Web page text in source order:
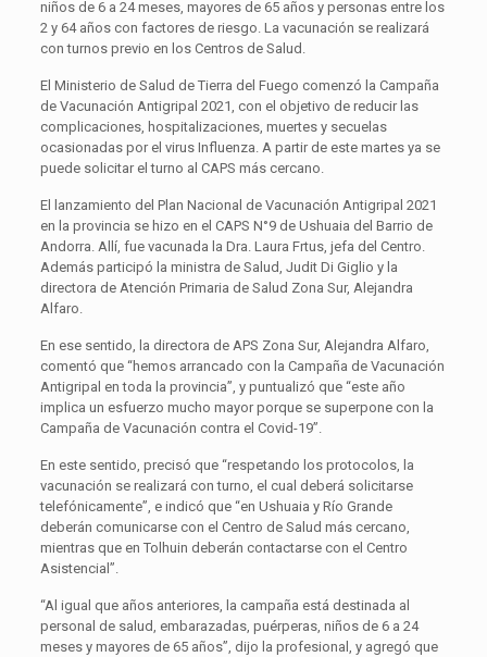
niños de 6 a 24 meses, mayores de 65 años y personas entre los
2 y 64 años con factores de riesgo. La vacunación se realizará
con turnos previo en los Centros de Salud.
El Ministerio de Salud de Tierra del Fuego comenzó la Campaña
de Vacunación Antigripal 2021, con el objetivo de reducir las
complicaciones, hospitalizaciones, muertes y secuelas
ocasionadas por el virus Influenza. A partir de este martes ya se
puede solicitar el turno al CAPS más cercano.
El lanzamiento del Plan Nacional de Vacunación Antigripal 2021
en la provincia se hizo en el CAPS N°9 de Ushuaia del Barrio de
Andorra. Allí, fue vacunada la Dra. Laura Frtus, jefa del Centro.
Además participó la ministra de Salud, Judit Di Giglio y la
directora de Atención Primaria de Salud Zona Sur, Alejandra
Alfaro.
En ese sentido, la directora de APS Zona Sur, Alejandra Alfaro,
comentó que “hemos arrancado con la Campaña de Vacunación
Antigripal en toda la provincia”, y puntualizó que “este año
implica un esfuerzo mucho mayor porque se superpone con la
Campaña de Vacunación contra el Covid-19”.
En este sentido, precisó que “respetando los protocolos, la
vacunación se realizará con turno, el cual deberá solicitarse
telefónicamente”, e indicó que “en Ushuaia y Río Grande
deberán comunicarse con el Centro de Salud más cercano,
mientras que en Tolhuin deberán contactarse con el Centro
Asistencial”.
“Al igual que años anteriores, la campaña está destinada al
personal de salud, embarazadas, puérperas, niños de 6 a 24
meses y mayores de 65 años”, dijo la profesional, y agregó que